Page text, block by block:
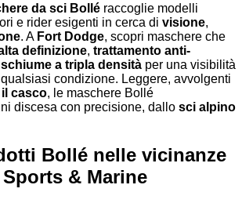
da sci Bollé raccoglie modelli
e rider esigenti in cerca di visione,
. A Fort Dodge, scopri maschere che
definizione, trattamento anti-
schiume a tripla densità per una visibilità
condizione. Leggere, avvolgenti
casco, le maschere Bollé
discesa con precisione, dallo sci alpino
Bollé nelle vicinanze
& Marine